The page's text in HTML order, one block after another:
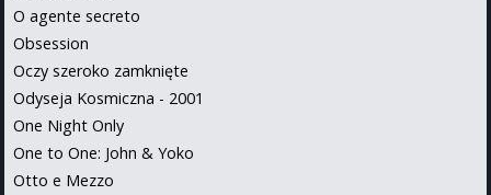
O agente secreto
Obsession
Oczy szeroko zamknięte
Odyseja Kosmiczna - 2001
One Night Only
One to One: John & Yoko
Otto e Mezzo